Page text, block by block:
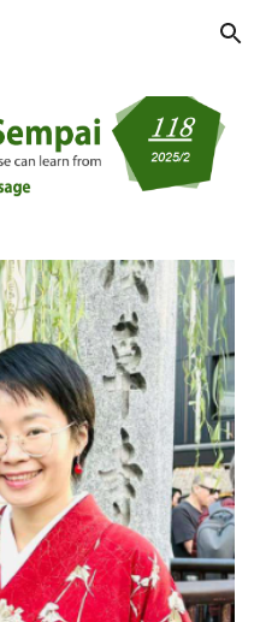
Skip to navigation